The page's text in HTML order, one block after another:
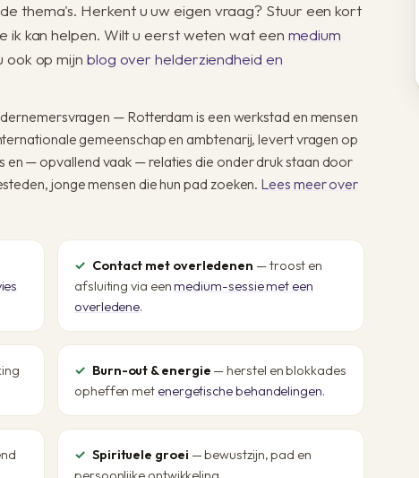
thema's. Herkent u uw eigen vraag? Stuur een kort
kan helpen. Wilt u eerst weten wat een medium
ook op mijn blog over helderziendheid en
— Rotterdam is een werkstad en mensen
gemeenschap en ambtenarij, levert vragen op
— opvallend vaak — relaties die onder druk staan door
jonge mensen die hun pad zoeken. Lees meer over
Contact met overledenen — troost en
afsluiting via eenmedium-sessie met een
overledene.
Burn-out & energie — herstel en blokkades
opheffen met energetische behandelingen.
Spirituele groei — bewustzijn, pad en